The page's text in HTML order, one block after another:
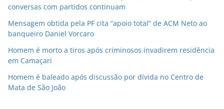
conversas com partidos continuam
Mensagem obtida pela PF cita “apoio total” de ACM Neto ao
banqueiro Daniel Vorcaro
Homem é morto a tiros após criminosos invadirem residência
em Camaçari
Homem é baleado após discussão por dívida no Centro de
Mata de São João